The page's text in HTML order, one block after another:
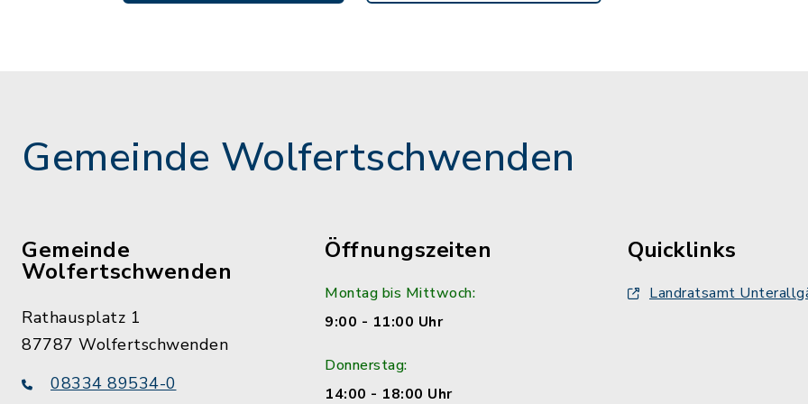
Gemeinde Wolfertschwenden
Gemeinde
Wolfertschwenden
Rathausplatz 1
87787 Wolfertschwenden
08334 89534-0
Öffnungszeiten
Montag bis Mittwoch:
9:00 - 11:00 Uhr
Donnerstag:
14:00 - 18:00 Uhr
Quicklinks
Landratsamt